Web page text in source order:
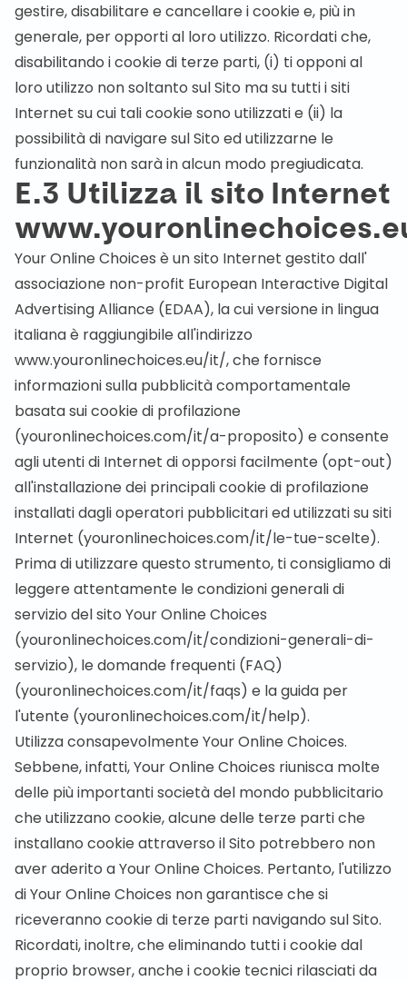
gestire, disabilitare e cancellare i cookie e, più in
generale, per opporti al loro utilizzo. Ricordati che,
disabilitando i cookie di terze parti, (i) ti opponi al
loro utilizzo non soltanto sul Sito ma su tutti i siti
Internet su cui tali cookie sono utilizzati e (ii) la
possibilità di navigare sul Sito ed utilizzarne le
funzionalità non sarà in alcun modo pregiudicata.
E.3 Utilizza il sito Internet
Your Online Choices è un sito Internet gestito dall'
associazione non-profit European Interactive Digital
Advertising Alliance (EDAA), la cui versione in lingua
italiana è raggiungibile all'indirizzo
www.youronlinechoices.eu/it/, che fornisce
informazioni sulla pubblicità comportamentale
basata sui cookie di profilazione
(youronlinechoices.com/it/a-proposito) e consente
agli utenti di Internet di opporsi facilmente (opt-out)
all'installazione dei principali cookie di profilazione
installati dagli operatori pubblicitari ed utilizzati su siti
Internet (youronlinechoices.com/it/le-tue-scelte).
Prima di utilizzare questo strumento, ti consigliamo di
leggere attentamente le condizioni generali di
servizio del sito Your Online Choices
(youronlinechoices.com/it/condizioni-generali-di-
servizio), le domande frequenti (FAQ)
(youronlinechoices.com/it/faqs) e la guida per
l'utente (youronlinechoices.com/it/help).
Utilizza consapevolmente Your Online Choices.
Sebbene, infatti, Your Online Choices riunisca molte
delle più importanti società del mondo pubblicitario
che utilizzano cookie, alcune delle terze parti che
installano cookie attraverso il Sito potrebbero non
aver aderito a Your Online Choices. Pertanto, l'utilizzo
di Your Online Choices non garantisce che si
riceveranno cookie di terze parti navigando sul Sito.
Ricordati, inoltre, che eliminando tutti i cookie dal
proprio browser, anche i cookie tecnici rilasciati da